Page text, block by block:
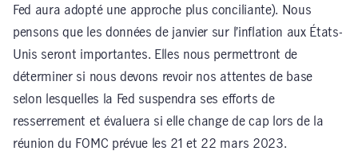
Fed aura adopté une approche plus conciliante). Nous
pensons que les données de janvier sur l’inflation aux États-
Unis seront importantes. Elles nous permettront de
déterminer si nous devons revoir nos attentes de base
selon lesquelles la Fed suspendra ses efforts de
resserrement et évaluera si elle change de cap lors de la
réunion du FOMC prévue les 21 et 22 mars 2023.